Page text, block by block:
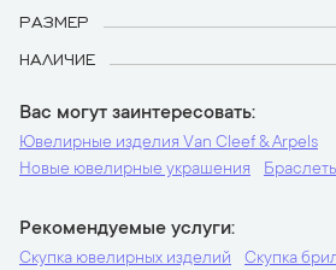
РАЗМЕР
НАЛИЧИЕ
Вас могут заинтересовать
Ювелирные изделия Van Cleef & Arpels
Новые ювелирные украшения
Рекомендуемые услуги
Скупка ювелирных изделий
Скупка